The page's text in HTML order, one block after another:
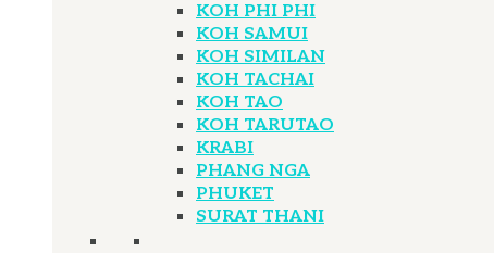
KOH PHI PHI
KOH SAMUI
KOH SIMILAN
KOH TACHAI
KOH TAO
KOH TARUTAO
KRABI
PHANG NGA
PHUKET
SURAT THANI